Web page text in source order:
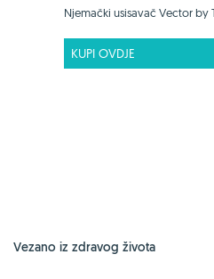
Njemački usisavač Vector by
KUPI OVDJE
Vezano iz zdravog života